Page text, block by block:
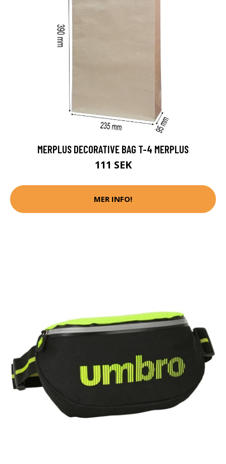
MERPLUS DECORATIVE BAG T-4 MERPLUS
111 SEK
MER INFO!